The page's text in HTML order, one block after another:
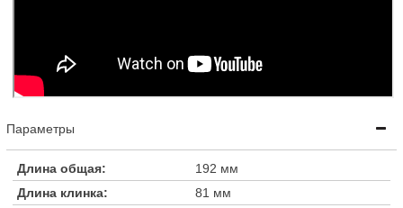
Параметры
Длина общая:
192 мм
Длина клинка:
81 мм